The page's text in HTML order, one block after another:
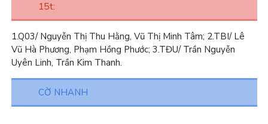
15t:
1.Q03/ Nguyễn Thị Thu Hằng, Vũ Thị Minh Tâm; 2.TBI/ Lê
Vũ Hà Phương, Phạm Hồng Phước; 3.TĐU/ Trần Nguyễn
Uyên Linh, Trần Kim Thanh.
CỜ NHANH